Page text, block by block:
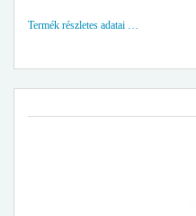
Termék részletes adatai …